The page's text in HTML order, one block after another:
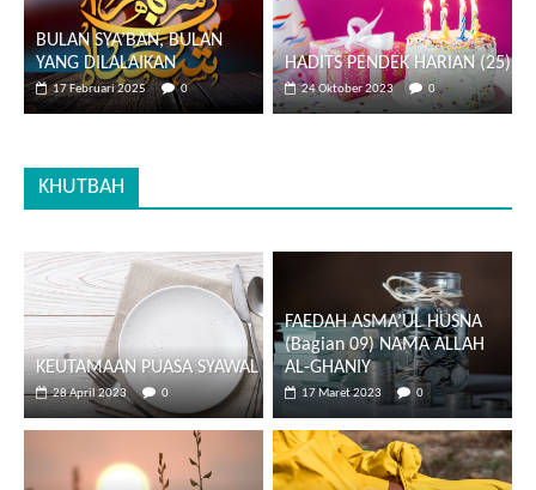
BULAN SYA’BAN, BULAN
YANG DILALAIKAN
17 Februari 2025 0
HADITS PENDEK HARIAN (25)
24 Oktober 2023 0
KHUTBAH
KEUTAMAAN PUASA SYAWAL
28 April 2023 0
FAEDAH ASMA’UL HUSNA
(Bagian 09) NAMA ALLAH
AL-GHANIY
17 Maret 2023 0